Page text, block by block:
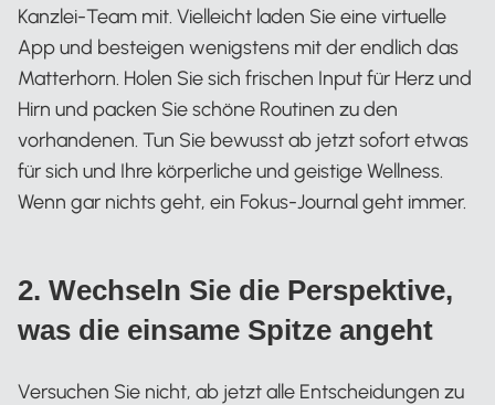
Kanzlei-Team mit. Vielleicht laden Sie eine virtuelle
App und besteigen wenigstens mit der endlich das
Matterhorn. Holen Sie sich frischen Input für Herz und
Hirn und packen Sie schöne Routinen zu den
vorhandenen. Tun Sie bewusst ab jetzt sofort etwas
für sich und Ihre körperliche und geistige Wellness.
Wenn gar nichts geht, ein Fokus-Journal geht immer.
2. Wechseln Sie die Perspektive,
was die einsame Spitze angeht
Versuchen Sie nicht, ab jetzt alle Entscheidungen zu